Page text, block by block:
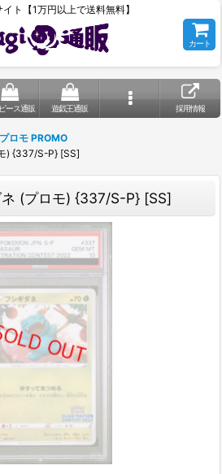
ト【1万円以上で送料無料】
カート
ース通販 遊戯王通販 採用情報
ロモ PROMO
) {337/S-P} [SS]
ネ (プロモ) {337/S-P} [SS]